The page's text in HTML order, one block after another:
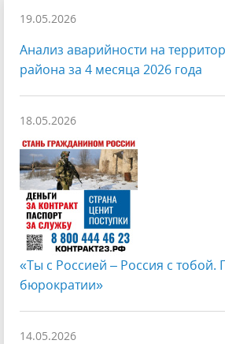
19.05.2026
Анализ аварийности на
района за 4 месяца 2026 года
18.05.2026
«Ты с Россией – Россия с тобой.
бюрократии»
14.05.2026